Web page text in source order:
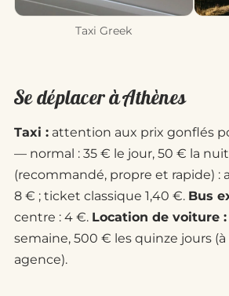
Taxi Greek
Se déplacer à Athènes
Taxi : attention aux prix gonflés
— normal : 35 € le jour, 50 € la
(recommandé, propre et rapide) :
8 € ; ticket classique 1,40 €. Bus
centre : 4 €. Location de voiture :
semaine, 500 € les quinze jours
agence).